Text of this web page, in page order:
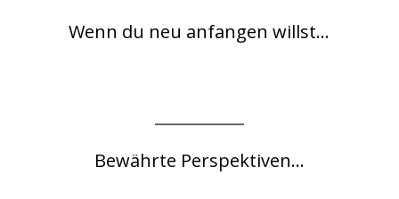
Wenn du neu anfangen willst...
Bewährte Perspektiven...